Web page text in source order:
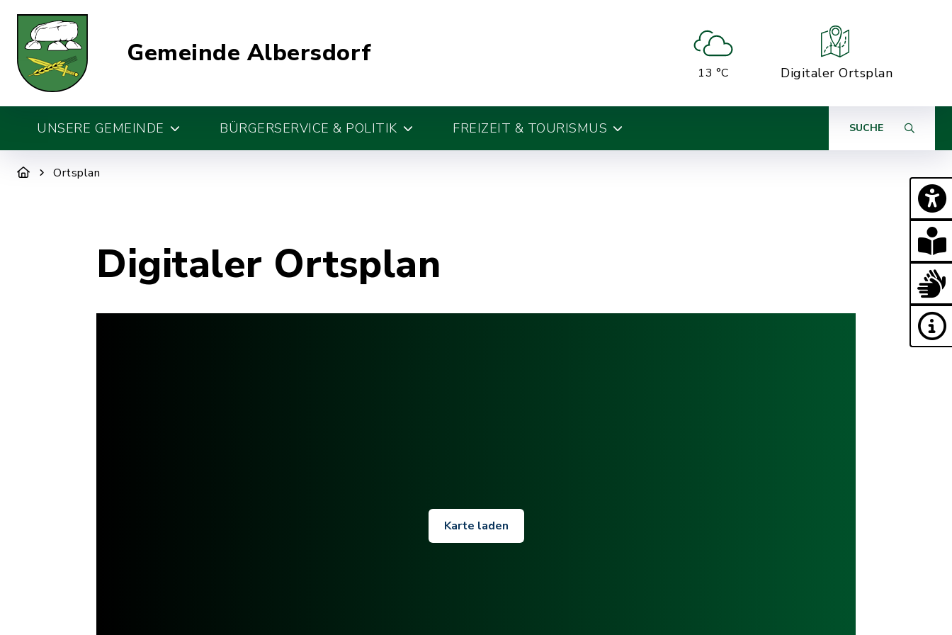
Gemeinde Albersdorf
13 °C Digitaler Ortsplan
UNSERE GEMEINDE BÜRGERSERVICE & POLITIK FREIZEIT & TOURISMUS SUCHE
Ortsplan
Digitaler Ortsplan
Karte laden